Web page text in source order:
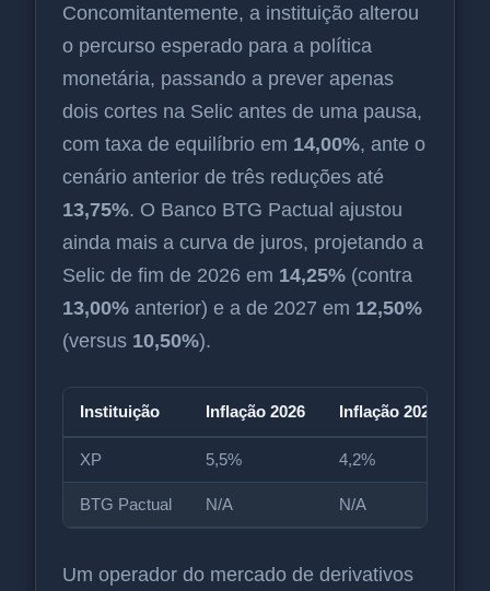
Concomitantemente, a instituição alterou
o percurso esperado para a política
monetária, passando a prever apenas
dois cortes na Selic antes de uma pausa,
com taxa de equilíbrio em 14,00%, ante o
cenário anterior de três reduções até
13,75%. O Banco BTG Pactual ajustou
ainda mais a curva de juros, projetando a
Selic de fim de 2026 em 14,25% (contra
13,00% anterior) e a de 2027 em 12,50%
(versus 10,50%).
Instituição Inflação 2026 Inflação 2027
XP 5,5% 4,2%
BTG Pactual N/A N/A
Um operador do mercado de derivativos